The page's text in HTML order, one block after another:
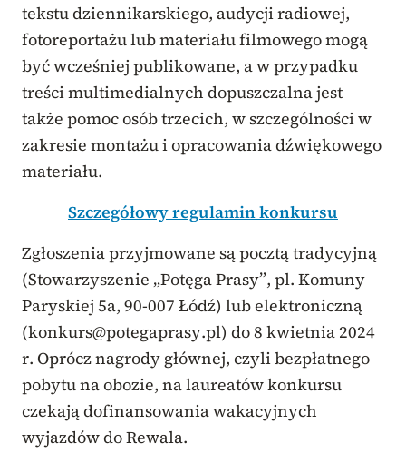
tekstu dziennikarskiego, audycji radiowej,
fotoreportażu lub materiału filmowego mogą
być wcześniej publikowane, a w przypadku
treści multimedialnych dopuszczalna jest
także pomoc osób trzecich, w szczególności w
zakresie montażu i opracowania dźwiękowego
materiału.
Szczegółowy regulamin konkursu
Zgłoszenia przyjmowane są pocztą tradycyjną
(Stowarzyszenie „Potęga Prasy”, pl. Komuny
Paryskiej 5a, 90-007 Łódź) lub elektroniczną
(konkurs@potegaprasy.pl) do 8 kwietnia 2024
r. Oprócz nagrody głównej, czyli bezpłatnego
pobytu na obozie, na laureatów konkursu
czekają dofinansowania wakacyjnych
wyjazdów do Rewala.